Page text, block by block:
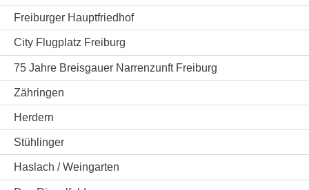
Freiburger Hauptfriedhof
City Flugplatz Freiburg
75 Jahre Breisgauer Narrenzunft Freiburg
Zähringen
Herdern
Stühlinger
Haslach / Weingarten